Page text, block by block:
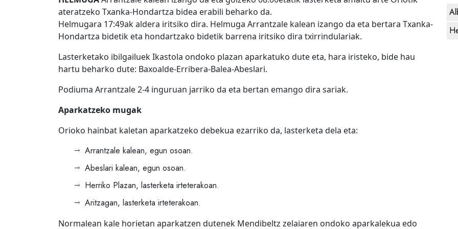
ateratzeko Txanka-Hondartza bidea erabili beharko da.
Helmugara 17:49ak aldera iritsiko dira. Helmuga Arrantzale kalean izango da eta bertara Txanka-
Hondartza bidetik eta hondartzako bidetik barrena iritsiko dira txirrindulariak.
Lasterketako ibilgailuek Ikastola ondoko plazan aparkatuko dute eta, hara iristeko, bide hau
hartu beharko dute: Baxoalde-Erribera-Balea-Abeslari.
Podiuma Arrantzale 2-4 inguruan jarriko da eta bertan emango dira sariak.
Aparkatzeko mugak
Orioko hainbat kaletan aparkatzeko debekua ezarriko da, lasterketa dela eta:
Arrantzale kalean, egun osoan.
Abeslari kalean, egun osoan.
Herriko Plazan, lasterketa irteterakoan.
Aritzagan, lasterketa irteterakoan.
Normalean kale horietan aparkatzen dutenek Mendibeltz zelaiaren ondoko aparkalekua edo